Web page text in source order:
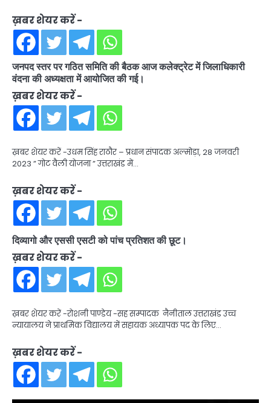
ख़बर शेयर करें -
जनपद स्तर पर गठित समिति की बैठक आज कलेक्ट्रेट में जिलाधिकारी
वंदना की अध्यक्षता में आयोजित की गई।
ख़बर शेयर करें -
ख़बर शेयर करें -उधम सिंह राठौर – प्रधान संपादक अल्मोड़ा, 28 जनवरी
2023 ” गोट वैली योजना ” उत्तराखंड में…
ख़बर शेयर करें -
दिव्यागो और एससी एसटी को पांच प्रतिशत की छूट।
ख़बर शेयर करें -
ख़बर शेयर करें -रोशनी पाण्डेय -सह सम्पादक नैनीताल उत्तराखंड उच्च
न्यायालय ने प्राथमिक विद्यालय में सहायक अध्यापक पद के लिए…
ख़बर शेयर करें -